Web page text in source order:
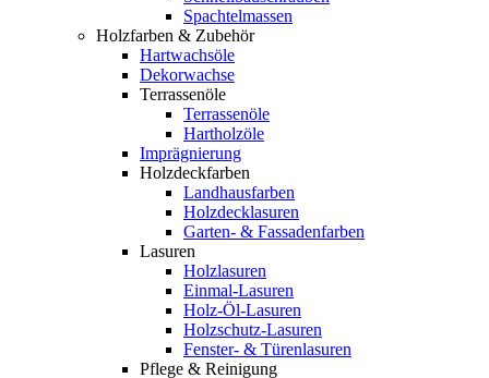
Spachtelmassen
Holzfarben & Zubehör
Hartwachsöle
Dekorwachse
Terrassenöle
Terrassenöle
Hartholzöle
Imprägnierung
Holzdeckfarben
Landhausfarben
Holzdecklasuren
Garten- & Fassadenfarben
Lasuren
Holzlasuren
Einmal-Lasuren
Holz-Öl-Lasuren
Holzschutz-Lasuren
Fenster- & Türenlasuren
Pflege & Reinigung